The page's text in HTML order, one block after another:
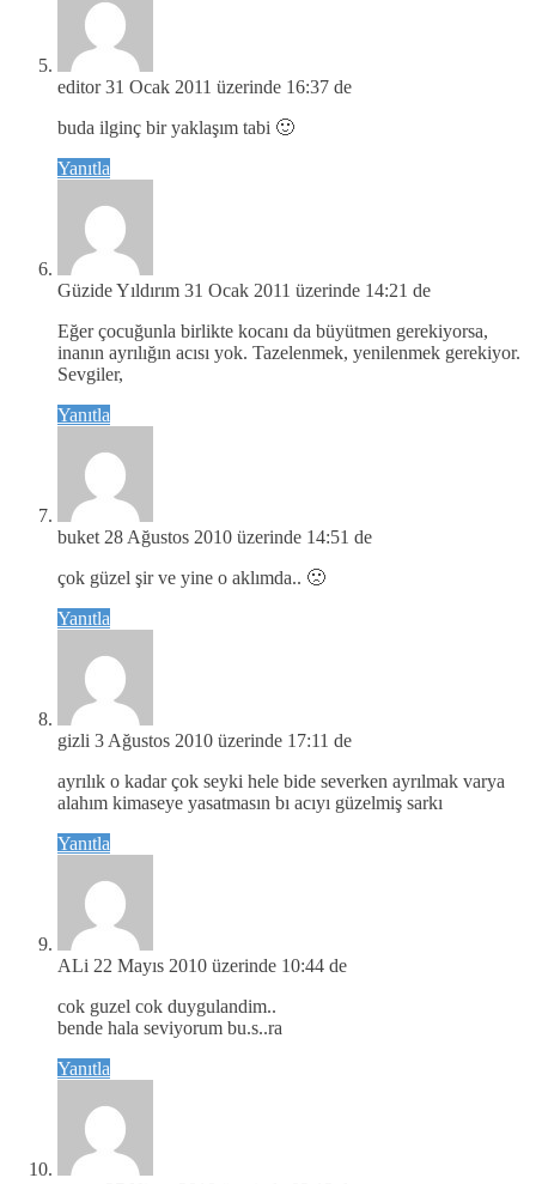
editor 31 Ocak 2011 üzerinde 16:37 de
buda ilginç bir yaklaşım tabi 🙂
Yanıtla
Güzide Yıldırım 31 Ocak 2011 üzerinde 14:21 de
Eğer çocuğunla birlikte kocanı da büyütmen gerekiyorsa,
inanın ayrılığın acısı yok. Tazelenmek, yenilenmek gerekiyor.
Sevgiler,
Yanıtla
buket 28 Ağustos 2010 üzerinde 14:51 de
çok güzel şir ve yine o aklımda.. 🙁
Yanıtla
gizli 3 Ağustos 2010 üzerinde 17:11 de
ayrılık o kadar çok seyki hele bide severken ayrılmak varya
alahım kimaseye yasatmasın bı acıyı güzelmiş sarkı
Yanıtla
ALi 22 Mayıs 2010 üzerinde 10:44 de
cok guzel cok duygulandim..
bende hala seviyorum bu.s..ra
Yanıtla